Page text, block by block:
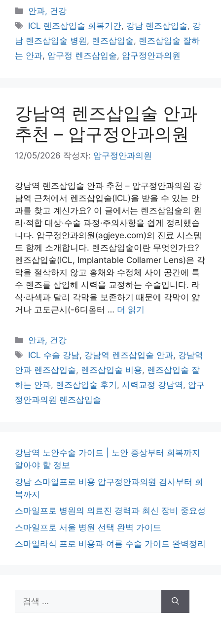
카
테
리
안과, 건강
태
그
ICL 렌즈삽입술 회복기간, 강남 렌즈삽입술, 강
남 렌즈삽입술 병원 , 렌즈삽입술, 렌즈삽입술 잘하
는 안과, 압구정 렌즈삽입술, 압구정안과의원
강남역 렌즈삽입술 안과
추천 – 압구정안과의원
12/05/2026 작성자: 압구정안과의원
강남역 렌즈삽입술 안과 추천 – 압구정안과의원 강
남역 근처에서 렌즈삽입술(ICL)을 받을 수 있는 안
과를 찾고 계신가요? 이 글에서는 렌즈삽입술의 원
리·적합 대상·수술 과정·주의사항을 쉽게 정리했습
니다. 압구정안과의원(agjeye.com)의 진료 시스템
도 함께 소개합니다. 렌즈삽입술이란 무엇인가요?
렌즈삽입술(ICL, Implantable Collamer Lens)은 각
막을 절삭하지 않고 홍채와 수정체 사이 공간에 특
수 렌즈를 삽입해 시력을 교정하는 수술입니다. 라
식·라섹과 달리 각막을 보존하기 때문에 각막이 얇
거나 고도근시(-6디옵터 … 더 읽기
카
테
리
안과, 건강
태
그
ICL 수술 강남, 강남역 렌즈삽입술 안과, 강남역
안과 렌즈삽입술, 렌즈삽입술 비용, 렌즈삽입술 잘
하는 안과, 렌즈삽입술 후기 , 시력교정 강남역, 압구
정안과의원 렌즈삽입술
강남역 노안수술 가이드 | 노안 증상부터 회복까지
알아야 할 정보
강남 스마일프로 비용 압구정안과의원 검사부터 회
복까지
스마일프로 병원의 의료진 경력과 최신 장비 중요성
스마일프로 서울 병원 선택 완벽 가이드
스마일라식 프로 비용과 여름 수술 가이드 완벽정리
색: